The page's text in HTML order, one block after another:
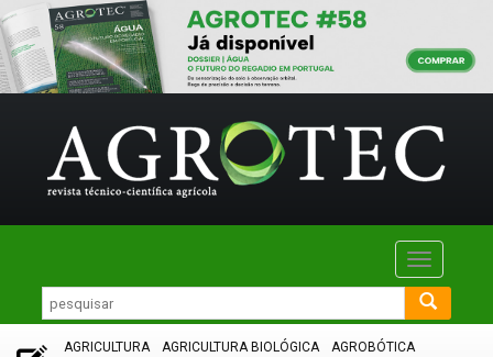
Toggle
AGRICULTURA AGRICULTURA BIOLÓGICA
AGROBÓTICA